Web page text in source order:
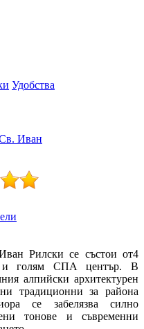
Удобства
Иван
Рилски се състои от4
и голям СПА център. В
алпийски архитектурен
традиционни за района
се забелязва силно
тонове и съвременни